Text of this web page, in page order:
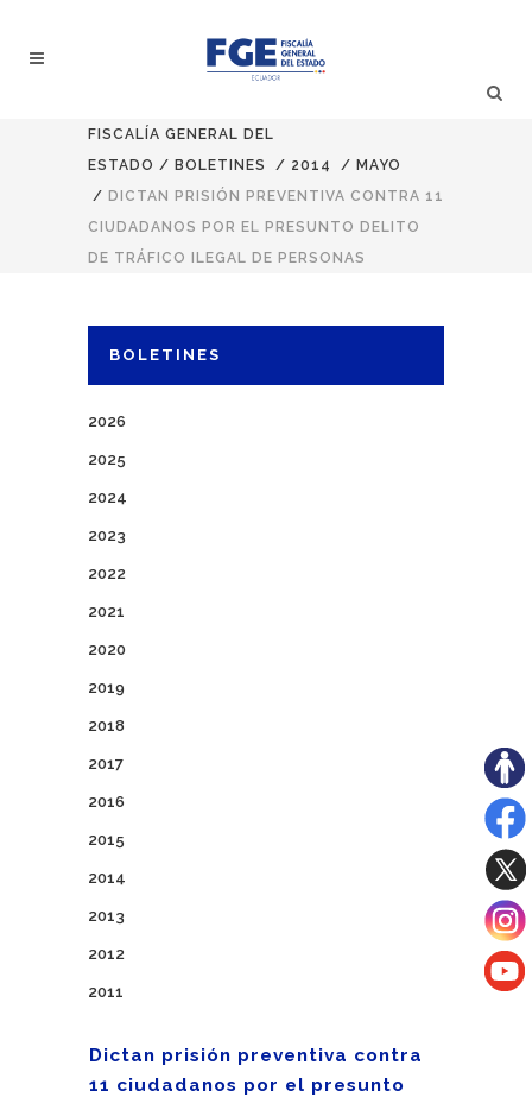
FISCALÍA GENERAL DEL
ESTADO / BOLETINES / 2014 / MAYO
/ DICTAN PRISIÓN PREVENTIVA CONTRA 11
CIUDADANOS POR EL PRESUNTO DELITO
DE TRÁFICO ILEGAL DE PERSONAS
BOLETINES
2026
2025
2024
2023
2022
2021
2020
2019
2018
2017
2016
2015
2014
2013
2012
2011
Dictan prisión preventiva contra
11 ciudadanos por el presunto